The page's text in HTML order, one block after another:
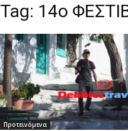
Tag: 14ο
Προτεινόμενα